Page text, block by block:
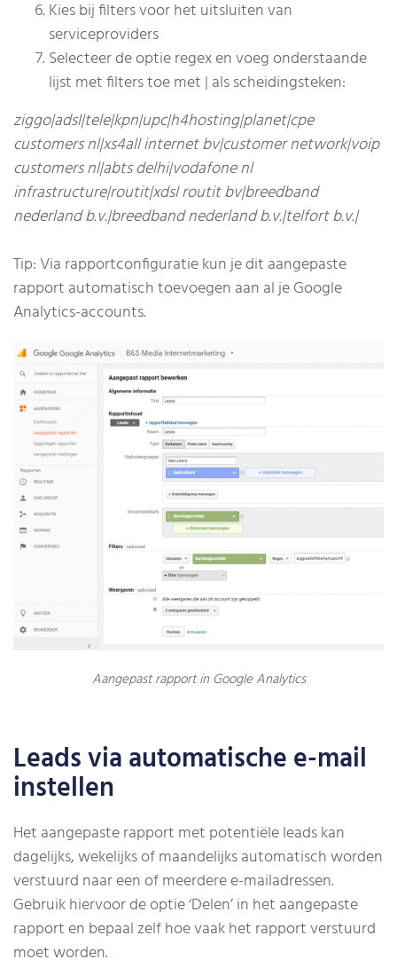
Kies bij filters voor het uitsluiten van
serviceproviders
Selecteer de optie regex en voeg onderstaande
lijst met filters toe met | als scheidingsteken:
ziggo|adsl|tele|kpn|upc|h4hosting|planet|cpe
customers nl|xs4all internet bv|customer network|voip
customers nl|abts delhi|vodafone nl
infrastructure|routit|xdsl routit bv|breedband
nederland b.v.|breedband nederland b.v.|telfort b.v.|
Tip: Via rapportconfiguratie kun je dit aangepaste
rapport automatisch toevoegen aan al je Google
Analytics-accounts.
Aangepast rapport in Google Analytics
Leads via automatische e-mail
instellen
Het aangepaste rapport met potentiële leads kan
dagelijks, wekelijks of maandelijks automatisch worden
verstuurd naar een of meerdere e-mailadressen.
Gebruik hiervoor de optie ‘Delen’ in het aangepaste
rapport en bepaal zelf hoe vaak het rapport verstuurd
moet worden.